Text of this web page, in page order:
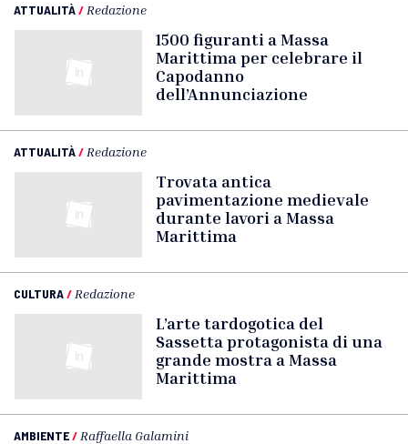
ATTUALITÀ/ Redazione
1500 figuranti a Massa
Marittima per celebrare il
Capodanno
dell’Annunciazione
ATTUALITÀ/ Redazione
Trovata antica
pavimentazione medievale
durante lavori a Massa
Marittima
CULTURA/ Redazione
L’arte tardogotica del
Sassetta protagonista di una
grande mostra a Massa
Marittima
AMBIENTE/ Raffaella Galamini